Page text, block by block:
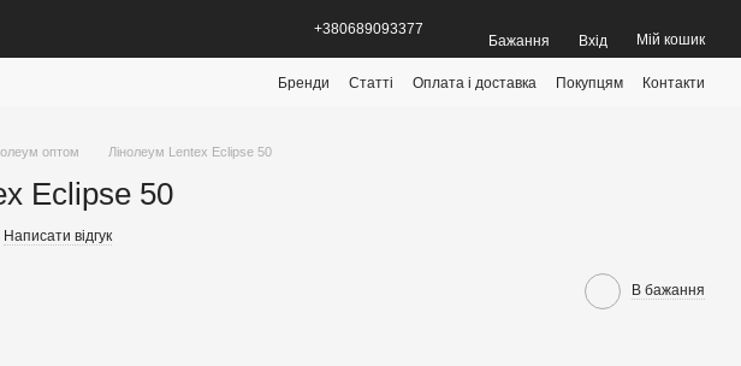
+380689093377
Бажання Вхід Мій кошик
Бренди Статті Оплата і доставка Покупцям Контакти
оптом Лінолеум Lentex Eclipse 50
Eclipse 50
Написати відгук
В бажання